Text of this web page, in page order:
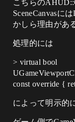
こちらの​
SceneCanvasに
かしら理由があ
処理的には
> virtual bool
const override {
によって明示的